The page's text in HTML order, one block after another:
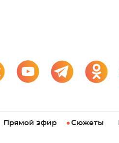
Прямой эфир Сюжеты